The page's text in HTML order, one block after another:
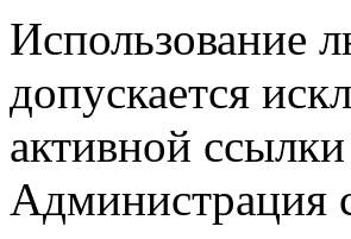
Использование
допускается
активной
Администрация